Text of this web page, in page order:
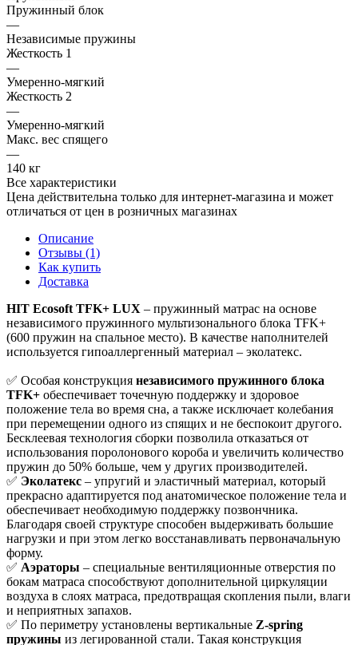
Пружинный блок
—
Независимые пружины
Жесткость 1
—
Умеренно-мягкий
Жесткость 2
—
Умеренно-мягкий
Макс. вес спящего
—
140 кг
Все характеристики
Цена действительна только для интернет-магазина и может
отличаться от цен в розничных магазинах
Описание
Отзывы (1)
Как купить
Доставка
HIT Ecosoft TFK+ LUX – пружинный матрас на основе
независимого пружинного мультизонального блока TFK+
(600 пружин на спальное место). В качестве наполнителей
используется гипоаллергенный материал – эколатекс.
✅ Особая конструкция независимого пружинного блока
TFK+ обеспечивает точечную поддержку и здоровое
положение тела во время сна, а также исключает колебания
при перемещении одного из спящих и не беспокоит другого.
Бесклеевая технология сборки позволила отказаться от
использования поролонового короба и увеличить количество
пружин до 50% больше, чем у других производителей.
✅ Эколатекс – упругий и эластичный материал, который
прекрасно адаптируется под анатомическое положение тела и
обеспечивает необходимую поддержку позвончника.
Благодаря своей структуре способен выдерживать большие
нагрузки и при этом легко восстанавливать первоначальную
форму.
✅ Аэраторы – специальные вентиляционные отверстия по
бокам матраса способствуют дополнительной циркуляции
воздуха в слоях матраса, предотвращая скопления пыли, влаги
и неприятных запахов.
✅ По периметру установлены вертикальные Z-spring
пружины из легированной стали. Такая конструкция